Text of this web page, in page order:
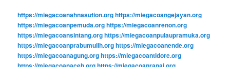
https://miegacoanahnasution.orghttps://miegacoangejayan.org
https://miegacoanpemuda.orghttps://miegacoanrenon.org
https://miegacoansintang.orghttps://miegacoanpulaupramuka.org
https://miegacoanprabumulih.orghttps://miegacoanende.org
https://miegacoanagung.orghttps://miegacoantidore.org